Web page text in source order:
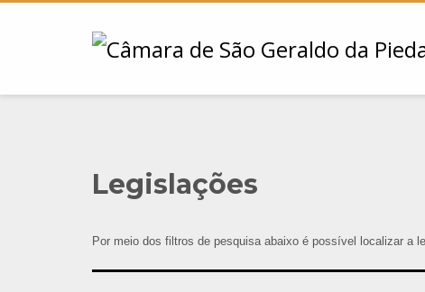
Legislações
Por meio dos filtros de pesquisa abaixo é possível localizar a